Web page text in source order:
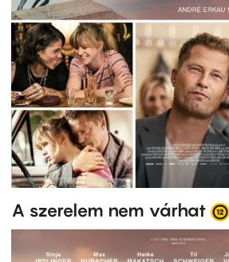
A szerelem nem várhat